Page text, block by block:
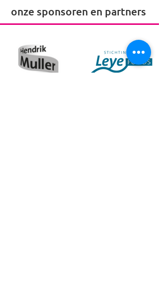
onze sponsoren en partners